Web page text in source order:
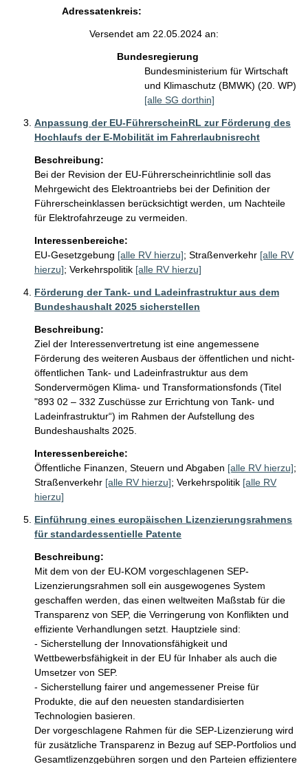
Adressatenkreis:
Versendet am 22.05.2024 an:
Bundesregierung
Bundesministerium für Wirtschaft
und Klimaschutz (BMWK) (20. WP)
[alle SG dorthin]
Anpassung der EU-FührerscheinRL zur Förderung des
Hochlaufs der E-Mobilität im Fahrerlaubnisrecht
Beschreibung:
Bei der Revision der EU-Führerscheinrichtlinie soll das
Mehrgewicht des Elektroantriebs bei der Definition der
Führerscheinklassen berücksichtigt werden, um Nachteile
für Elektrofahrzeuge zu vermeiden.
Interessenbereiche:
EU-Gesetzgebung [alle RV hierzu]; Straßenverkehr [alle RV
hierzu]; Verkehrspolitik [alle RV hierzu]
Förderung der Tank- und Ladeinfrastruktur aus dem
Bundeshaushalt 2025 sicherstellen
Beschreibung:
Ziel der Interessenvertretung ist eine angemessene
Förderung des weiteren Ausbaus der öffentlichen und nicht-
öffentlichen Tank- und Ladeinfrastruktur aus dem
Sondervermögen Klima- und Transformationsfonds (Titel
"893 02 – 332 Zuschüsse zur Errichtung von Tank- und
Ladeinfrastruktur“) im Rahmen der Aufstellung des
Bundeshaushalts 2025.
Interessenbereiche:
Öffentliche Finanzen, Steuern und Abgaben [alle RV hierzu];
Straßenverkehr [alle RV hierzu]; Verkehrspolitik [alle RV
hierzu]
Einführung eines europäischen Lizenzierungsrahmens
für standardessentielle Patente
Beschreibung:
Mit dem von der EU-KOM vorgeschlagenen SEP-
Lizenzierungsrahmen soll ein ausgewogenes System
geschaffen werden, das einen weltweiten Maßstab für die
Transparenz von SEP, die Verringerung von Konflikten und
effiziente Verhandlungen setzt. Hauptziele sind:
- Sicherstellung der Innovationsfähigkeit und
Wettbewerbsfähigkeit in der EU für Inhaber als auch die
Umsetzer von SEP.
- Sicherstellung fairer und angemessener Preise für
Produkte, die auf den neuesten standardisierten
Technologien basieren.
Der vorgeschlagene Rahmen für die SEP-Lizenzierung wird
für zusätzliche Transparenz in Bezug auf SEP-Portfolios und
Gesamtlizenzgebühren sorgen und den Parteien effizientere